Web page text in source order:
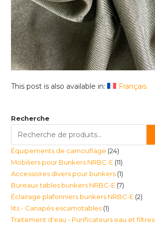
This post is also available in: Français
Recherche
Équipements de camouflage 2424
produits
Mobiliers pour Bunkers NRBC-E 1111
produits
Accessoires divers pour bunkers 11
produit
Bureaux tables bunkers NRBC-E 77
produits
Éclairage plafonniers bunkers NRBC-E 22
lits - Canapés escamotables 11
produit
Traitement d'eau - Purificateurs eau et filtres